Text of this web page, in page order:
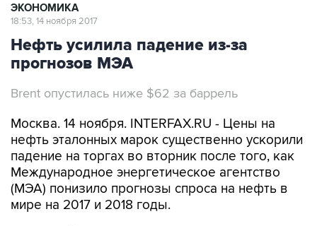
ЭКОНОМИКА
18:53, 14 ноября 2017
Нефть усилила падение из-за
прогнозов МЭА
Brent опустилась ниже $62 за баррель
Москва. 14 ноября. INTERFAX.RU - Цены на
нефть эталонных марок существенно ускорили
падение на торгах во вторник после того, как
Международное энергетическое агентство
(МЭА) понизило прогнозы спроса на нефть в
мире на 2017 и 2018 годы.